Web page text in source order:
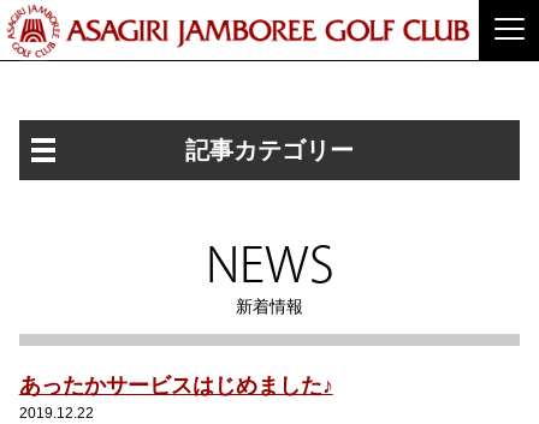
記事カテゴリー
NEWS
新着情報
あったかサービスはじめました♪
2019.12.22